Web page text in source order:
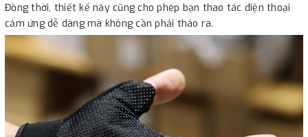
Đồng thời, thiết kế này cũng cho phép bạn thao tác điện thoại
cảm ứng dễ dàng mà không cần phải tháo ra.